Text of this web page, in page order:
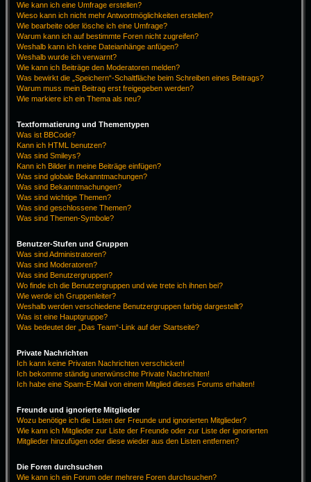
Wie kann ich eine Umfrage erstellen?
Wieso kann ich nicht mehr Antwortmöglichkeiten erstellen?
Wie bearbeite oder lösche ich eine Umfrage?
Warum kann ich auf bestimmte Foren nicht zugreifen?
Weshalb kann ich keine Dateianhänge anfügen?
Weshalb wurde ich verwarnt?
Wie kann ich Beiträge den Moderatoren melden?
Was bewirkt die „Speichern“-Schaltfläche beim Schreiben eines Beitrags?
Warum muss mein Beitrag erst freigegeben werden?
Wie markiere ich ein Thema als neu?
Textformatierung und Thementypen
Was ist BBCode?
Kann ich HTML benutzen?
Was sind Smileys?
Kann ich Bilder in meine Beiträge einfügen?
Was sind globale Bekanntmachungen?
Was sind Bekanntmachungen?
Was sind wichtige Themen?
Was sind geschlossene Themen?
Was sind Themen-Symbole?
Benutzer-Stufen und Gruppen
Was sind Administratoren?
Was sind Moderatoren?
Was sind Benutzergruppen?
Wo finde ich die Benutzergruppen und wie trete ich ihnen bei?
Wie werde ich Gruppenleiter?
Weshalb werden verschiedene Benutzergruppen farbig dargestellt?
Was ist eine Hauptgruppe?
Was bedeutet der „Das Team“-Link auf der Startseite?
Private Nachrichten
Ich kann keine Privaten Nachrichten verschicken!
Ich bekomme ständig unerwünschte Private Nachrichten!
Ich habe eine Spam-E-Mail von einem Mitglied dieses Forums erhalten!
Freunde und ignorierte Mitglieder
Wozu benötige ich die Listen der Freunde und ignorierten Mitglieder?
Wie kann ich Mitglieder zur Liste der Freunde oder zur Liste der ignorierten
Mitglieder hinzufügen oder diese wieder aus den Listen entfernen?
Die Foren durchsuchen
Wie kann ich ein Forum oder mehrere Foren durchsuchen?